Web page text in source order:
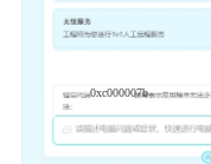
0xc000007b